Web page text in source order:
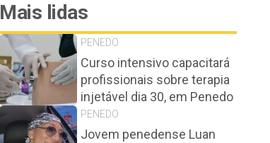
Mais lidas
PENEDO
Curso intensivo capacitará
profissionais sobre terapia
injetável dia 30, em Penedo
PENEDO
Jovem penedense Luan